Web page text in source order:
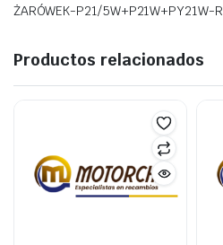
ŻARÓWEK-P21/5W+P21W+PY21W-
Productos relacionados